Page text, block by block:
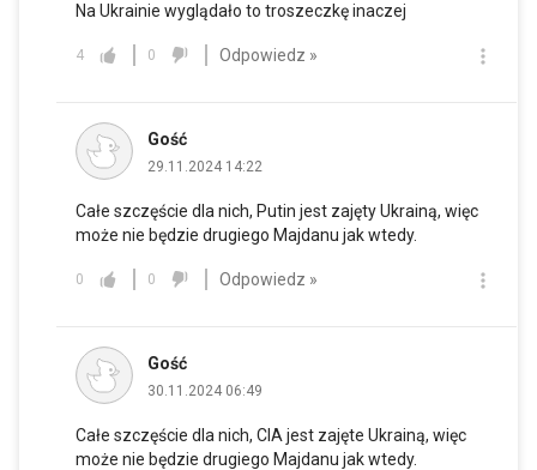
Na Ukrainie wyglądało to troszeczkę inaczej
4 0 Odpowiedz »
Gość
29.11.2024 14:22
Całe szczęście dla nich, Putin jest zajęty Ukrainą, więc
może nie będzie drugiego Majdanu jak wtedy.
0 0 Odpowiedz »
Gość
30.11.2024 06:49
Całe szczęście dla nich, CIA jest zajęte Ukrainą, więc
może nie będzie drugiego Majdanu jak wtedy.